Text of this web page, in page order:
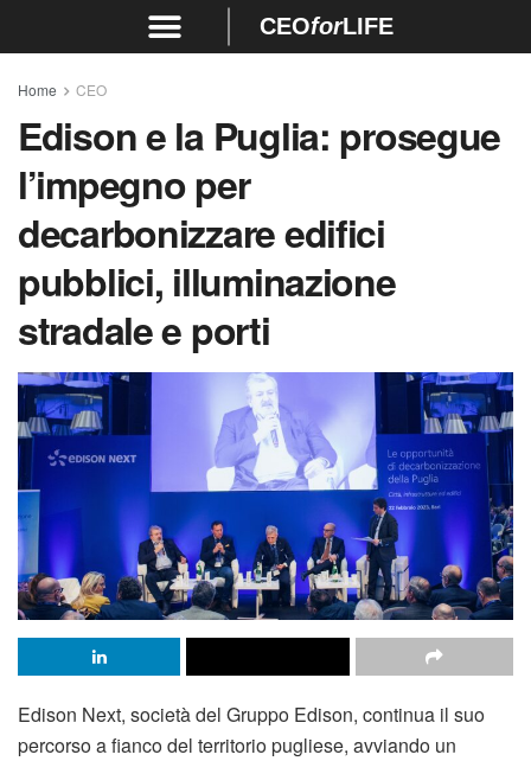
CEOforLIFE
Home CEO
Edison e la Puglia: prosegue
l’impegno per
decarbonizzare edifici
pubblici, illuminazione
stradale e porti
Edison Next, società del Gruppo Edison, continua il suo
percorso a fianco del territorio pugliese, avviando un